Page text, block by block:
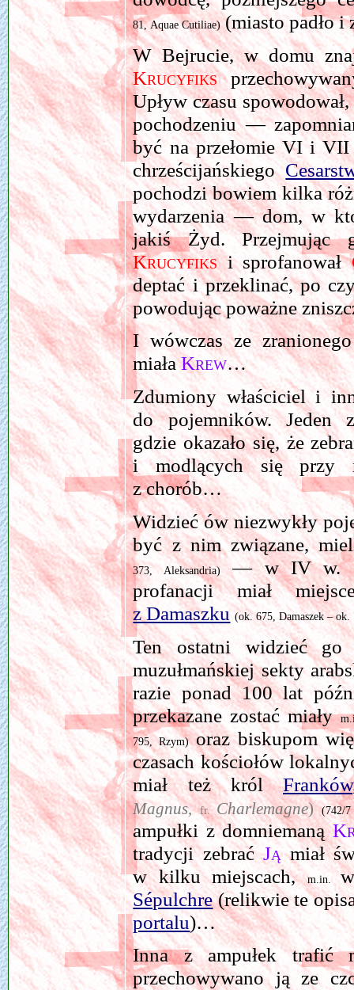
81, Aquae Cutiliae)(miasto padło i
W Bejrucie, w domu
Krucyfiks
Upływ czasu
pochodzeniu —
być na przełomie VI i VII
chrześcijańskiego
pochodzi bowiem kilka
wydarzenia — dom, w
jakiś Żyd. Przejmując
Krucyfiksi sprofanował
deptać i przeklinać, po
powodując poważne
I wówczas ze
miałaKrew…
Zdumiony właściciel i
do pojemników. Jeden
gdzie okazało się, że
i modlących się przy
z chorób…
Widzieć ów niezwykły
być z nim związane,
373, Aleksandria)— w IV w. (co
profanacji miał
z Damaszku (ok. 675, Damaszek –ok.
Ten ostatni widzieć go
muzułmańskiej sekty
razie ponad 100 lat
przekazane zostać miały
795, Rzym)oraz biskupom
czasach kościołów
miał też królFranków
Magnus,fr.Charlemagne) (742/
ampułki z domniemaną
tradycji zebraćJąmiał
w kilku miejscach,m.in.
Sépulchre(relikwie te
portalu)…
Inna z ampułek trafić
przechowywano ją ze